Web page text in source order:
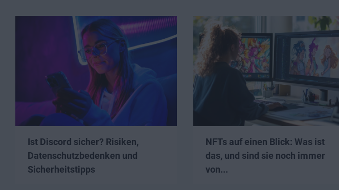
Ist Discord sicher? Risiken,
Datenschutzbedenken und
Sicherheitstipps
NFTs auf einen Blick: Was ist
das, und sind sie noch immer
von...